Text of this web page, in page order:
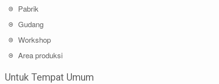
Pabrik
Gudang
Workshop
Area produksi
Untuk Tempat Umum